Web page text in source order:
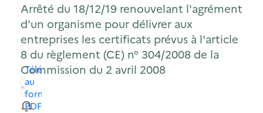
Arrêté du 18/12/19 renouvelant l'agrément
d'un organisme pour délivrer aux
entreprises les certificats prévus à l'article
8 du règlement (CE) n° 304/2008 de la
Commission du 2 avril 2008
Télécharger
au
format
PDF